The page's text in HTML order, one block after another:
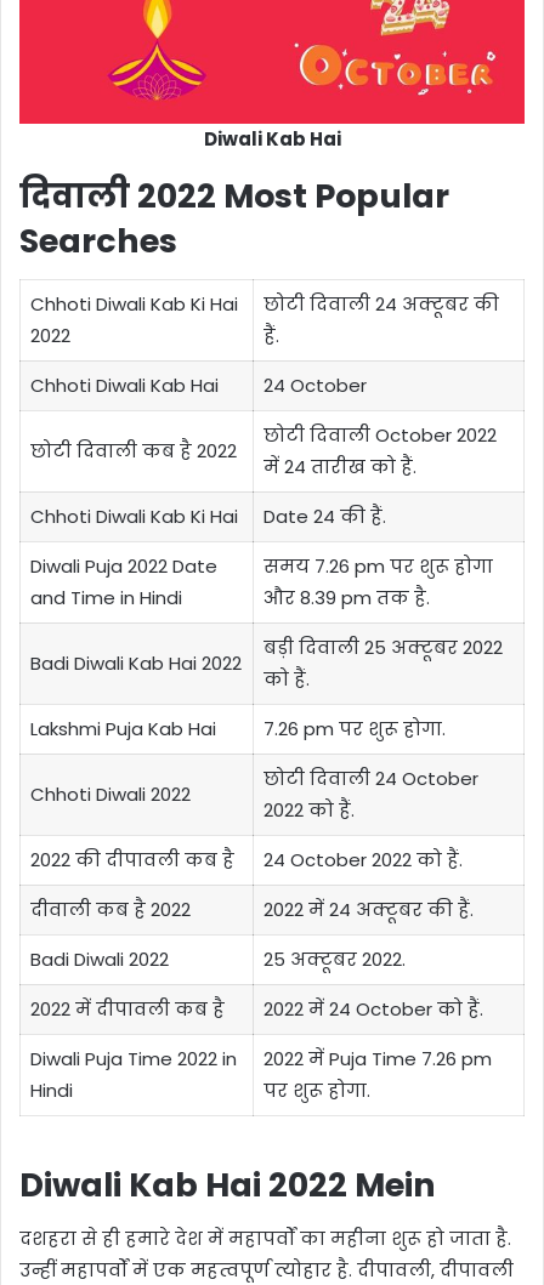
Diwali Kab Hai
दिवाली 2022 Most Popular
Searches
Chhoti Diwali Kab Ki Hai
2022
छोटी दिवाली 24 अक्टूबर की
हैं.
Chhoti Diwali Kab Hai
24 October
छोटी दिवाली कब है 2022
छोटी दिवाली October 2022
में 24 तारीख को हैं.
Chhoti Diwali Kab Ki Hai
Date 24 की हैं.
Diwali Puja 2022 Date
and Time in Hindi
समय 7.26 pm पर शुरू होगा
और 8.39 pm तक है.
Badi Diwali Kab Hai 2022
बड़ी दिवाली 25 अक्टूबर 2022
को हैं.
Lakshmi Puja Kab Hai
7.26 pm पर शुरू होगा.
Chhoti Diwali 2022
छोटी दिवाली 24 October
2022 को हैं.
2022 की दीपावली कब है
24 October 2022 को हैं.
दीवाली कब है 2022
2022 में 24 अक्टूबर की हैं.
Badi Diwali 2022
25 अक्टूबर 2022.
2022 में दीपावली कब है
2022 में 24 October को हैं.
Diwali Puja Time 2022 in
Hindi
2022 में Puja Time 7.26 pm
पर शुरू होगा.
Diwali Kab Hai 2022 Mein
दशहरा से ही हमारे देश में महापर्वों का महीना शुरू हो जाता है.
उन्हीं महापर्वों में एक महत्वपूर्ण त्योहार है. दीपावली, दीपावली